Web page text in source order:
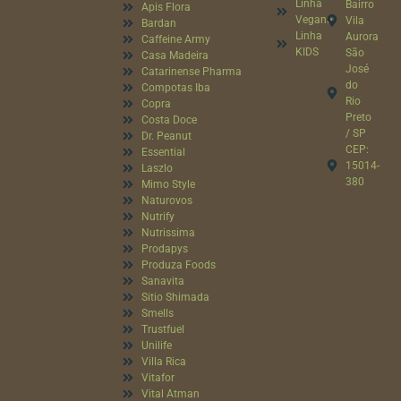
Apis Flora
Bardan
Caffeine Army
Casa Madeira
Catarinense Pharma
Compotas Iba
Copra
Costa Doce
Dr. Peanut
Essential
Laszlo
Mimo Style
Naturovos
Nutrify
Nutrissima
Prodapys
Produza Foods
Sanavita
Sitio Shimada
Smells
Trustfuel
Unilife
Villa Rica
Vitafor
Vital Atman
Linha
Vegana
Linha
KIDS
Bairro
Vila
Aurora
São
José
do
Rio
Preto
/ SP
CEP:
15014-
380